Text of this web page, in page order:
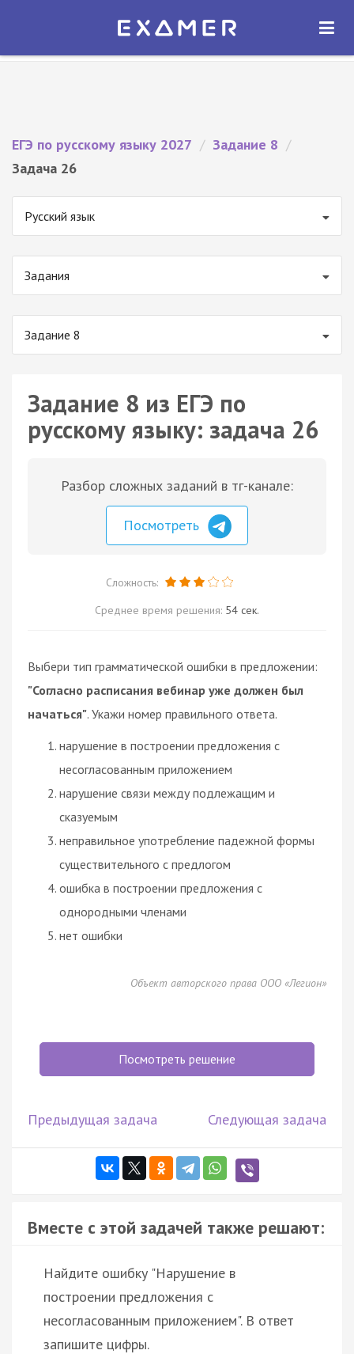
Экзамер — ЕГЭ 2027
ОТКРЫТЬ
ЕГЭ по русскому языку 2027 / Задание 8 /
Задача 26
Русский язык
Задания
Задание 8
Задание 8 из ЕГЭ по
русскому языку: задача 26
Разбор сложных заданий в тг-канале:
Посмотреть
Сложность:
Среднее время решения: 54 сек.
Выбери тип грамматической ошибки в предложении:
"Согласно расписания вебинар уже должен был
начаться". Укажи номер правильного ответа.
нарушение в построении предложения с
несогласованным приложением
нарушение связи между подлежащим и
сказуемым
неправильное употребление падежной формы
существительного с предлогом
ошибка в построении предложения с
однородными членами
нет ошибки
Объект авторского права ООО «Легион»
Посмотреть решение
Предыдущая задача Следующая задача
Вместе с этой задачей также решают:
Найдите ошибку "Нарушение в
построении предложения с
несогласованным приложением". В ответ
запишите цифры.